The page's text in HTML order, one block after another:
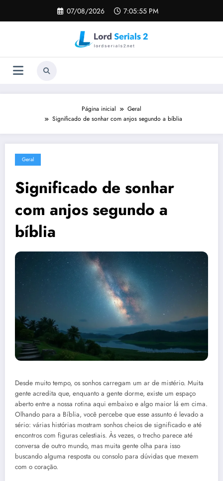
o
07/08/2026 7:05:56 PM
Página inicial
Geral
Significado de sonhar com anjos segundo a bíblia
Geral
Significado de sonhar
com anjos segundo a
bíblia
Desde muito tempo, os sonhos carregam um ar de mistério. Muita
gente acredita que, enquanto a gente dorme, existe um espaço
aberto entre a nossa rotina aqui embaixo e algo maior lá em cima.
Olhando para a Bíblia, você percebe que esse assunto é levado a
sério: várias histórias mostram sonhos cheios de significado e até
encontros com figuras celestiais. Às vezes, o trecho parece até
conversa de outro mundo, mas muita gente olha para isso
buscando alguma resposta ou consolo para dúvidas que mexem
com o coração.